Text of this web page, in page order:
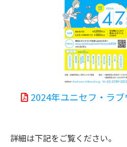
2024年ユニセフ・ラ
詳細は下記をご覧ください。